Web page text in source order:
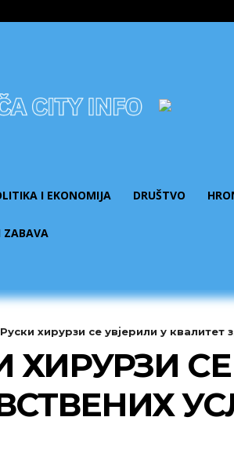
I EKONOMIJA DRUŠTVO
ZABAVA
Руски хирурзи се увјерили у
ХИРУРЗИ